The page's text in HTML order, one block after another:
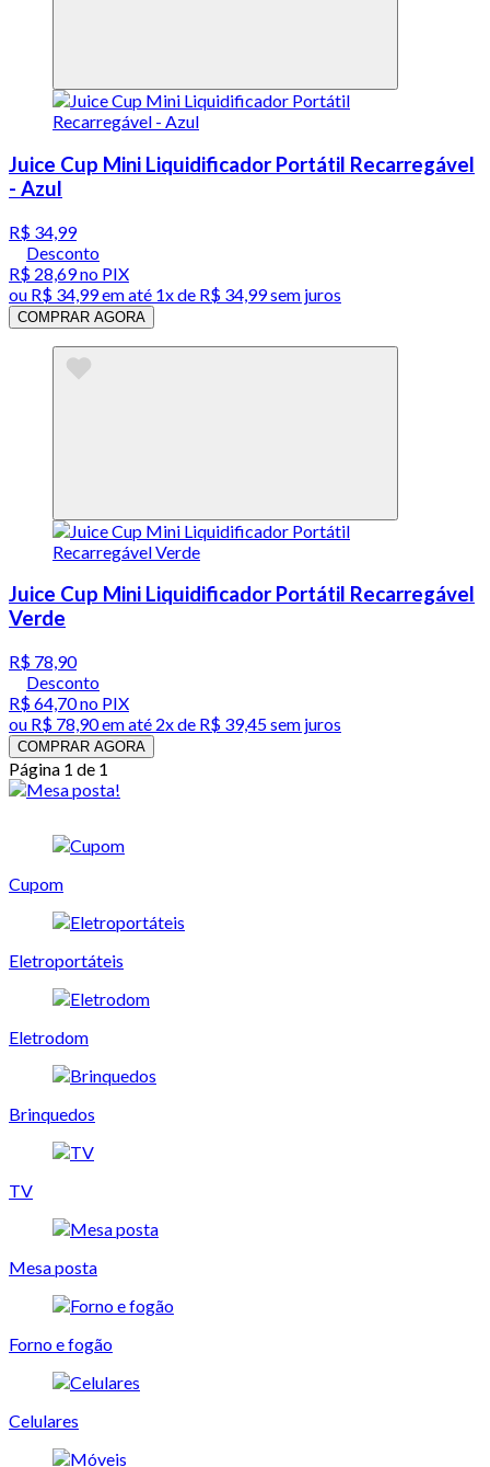
Juice Cup Mini Liquidificador Portátil Recarregável
- Azul
R$ 34,99
Desconto
R$ 28,69no PIX
ou R$ 34,99em até 1x de R$ 34,99sem juros
COMPRAR AGORA
Juice Cup Mini Liquidificador Portátil Recarregável
Verde
R$ 78,90
Desconto
R$ 64,70no PIX
ou R$ 78,90em até 2x de R$ 39,45 sem juros
COMPRAR AGORA
Página 1 de 1
Cupom
Eletroportáteis
Eletrodom
Brinquedos
TV
Mesa posta
Forno e fogão
Celulares